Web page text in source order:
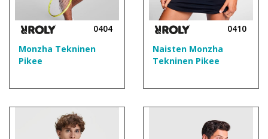
0404
Monzha Tekninen
Pikee
0410
Naisten Monzha
Tekninen Pikee